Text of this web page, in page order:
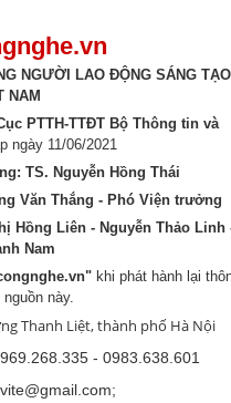
NGƯỜI LAO ĐỘNG SÁNG TẠO
NAM
PTTH-TTĐT Bộ Thông tin và
ngày 11/06/2021
TS. Nguyễn Hồng Thái
Văn Thắng - Phó Viện trưởng
Hồng Liên - Nguyễn Thảo Linh
Nam
"khi phát hành lại
này.
Thanh Liệt, thành phố Hà Nội
- 0983.638.601